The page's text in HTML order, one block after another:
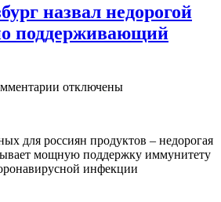
назвал недорогой
поддерживающий
к
назвал
недорогой
продукт,
отключены
для россиян продуктов – недорогая
мощную поддержку иммунитету
инфекции